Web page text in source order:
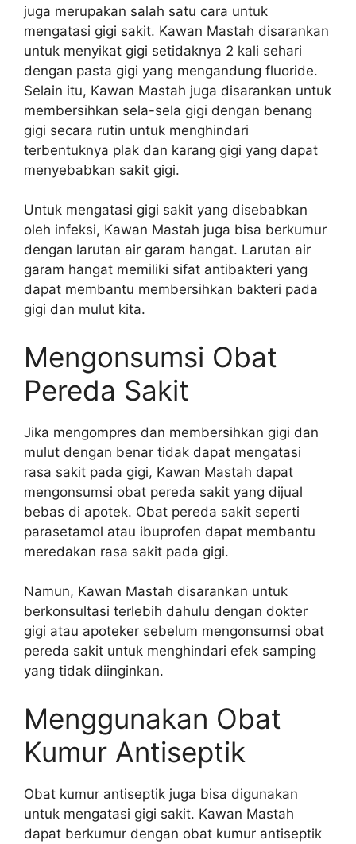
juga merupakan salah satu cara untuk
mengatasi gigi sakit. Kawan Mastah disarankan
untuk menyikat gigi setidaknya 2 kali sehari
dengan pasta gigi yang mengandung fluoride.
Selain itu, Kawan Mastah juga disarankan untuk
membersihkan sela-sela gigi dengan benang
gigi secara rutin untuk menghindari
terbentuknya plak dan karang gigi yang dapat
menyebabkan sakit gigi.
Untuk mengatasi gigi sakit yang disebabkan
oleh infeksi, Kawan Mastah juga bisa berkumur
dengan larutan air garam hangat. Larutan air
garam hangat memiliki sifat antibakteri yang
dapat membantu membersihkan bakteri pada
gigi dan mulut kita.
Mengonsumsi Obat
Pereda Sakit
Jika mengompres dan membersihkan gigi dan
mulut dengan benar tidak dapat mengatasi
rasa sakit pada gigi, Kawan Mastah dapat
mengonsumsi obat pereda sakit yang dijual
bebas di apotek. Obat pereda sakit seperti
parasetamol atau ibuprofen dapat membantu
meredakan rasa sakit pada gigi.
Namun, Kawan Mastah disarankan untuk
berkonsultasi terlebih dahulu dengan dokter
gigi atau apoteker sebelum mengonsumsi obat
pereda sakit untuk menghindari efek samping
yang tidak diinginkan.
Menggunakan Obat
Kumur Antiseptik
Obat kumur antiseptik juga bisa digunakan
untuk mengatasi gigi sakit. Kawan Mastah
dapat berkumur dengan obat kumur antiseptik